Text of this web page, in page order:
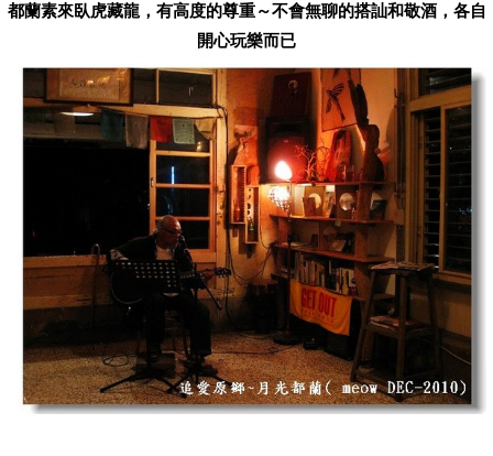
都蘭素來臥虎藏龍，有高度的尊重～不會無聊的搭訕和敬酒，各自
開心玩樂而已